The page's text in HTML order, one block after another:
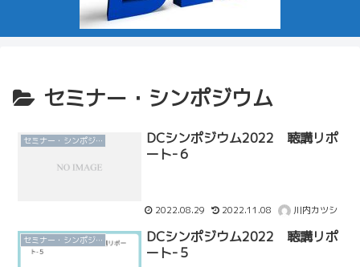
セミナー・シンポジウム
セミナー・シンポジウム
DCシンポジウム2022 聴講リポ
ート-６
2022.08.29 2022.11.08 川内カツシ
セミナー・シンポジウム
DCシンポジウム2022 聴講リポ
ート-５